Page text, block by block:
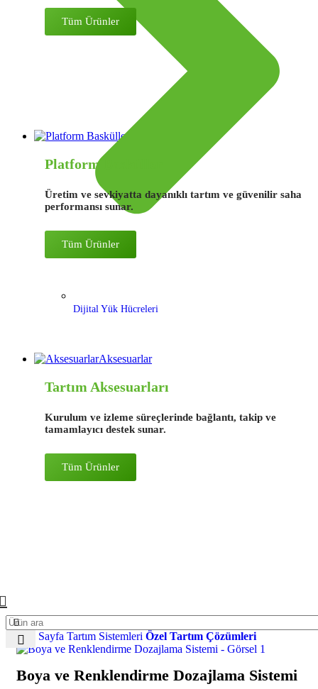
Dijital Yük Hücreleri
Tüm Ürünler
Platform Basküller
Üretim ve sevkiyatta dayanıklı tartım ve güvenilir saha
performansı sunar.
Tüm Ürünler
Aksesuarlar
Tartım Aksesuarları
Kurulum ve izleme süreçlerinde bağlantı, takip ve
tamamlayıcı destek sunar.
Tüm Ürünler
Ana Sayfa Tartım Sistemleri Özel Tartım Çözümleri
Boya ve Renklendirme Dozajlama Sistemi